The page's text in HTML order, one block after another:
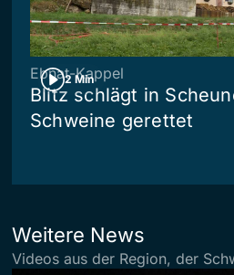
2 Min
Ebnat-Kappel
Blitz schlägt in
Schweine gerettet
Weitere News
Videos aus der Region, der